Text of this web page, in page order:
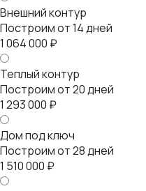
Внешний контур
Построим от 14 дней
1 064 000 ₽
Теплый контур
Построим от 20 дней
1 293 000 ₽
Дом под ключ
Построим от 28 дней
1 510 000 ₽